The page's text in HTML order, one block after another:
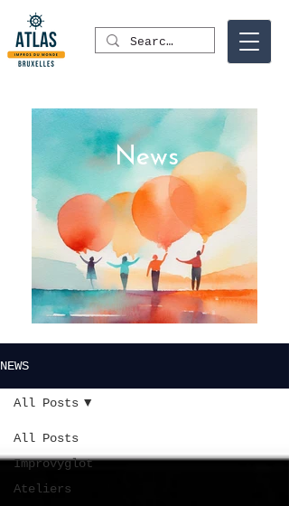
News
NEWS
All Posts
Improvyglot
Ateliers
All Posts